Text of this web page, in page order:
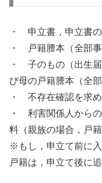
・ 申立書，申立
・ 戸籍謄本（全
・ 子のもの（出生
び母の戸籍謄本（
・ 不存在確認を
・ 利害関係人から
料（親族の場合，戸
※もし，申立て前に
戸籍は，申立て後に